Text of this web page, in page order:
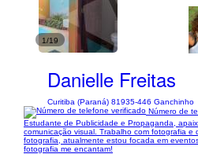
1/19
Danielle Freitas
Curitiba (Paraná) 81935-446 Ganchinho
Número de
Estudante de Publicidade e Propaganda,
comunicação visual. Trabalho com fotografia e
fotografia, atualmente estou focada em
fotografia me encantam!